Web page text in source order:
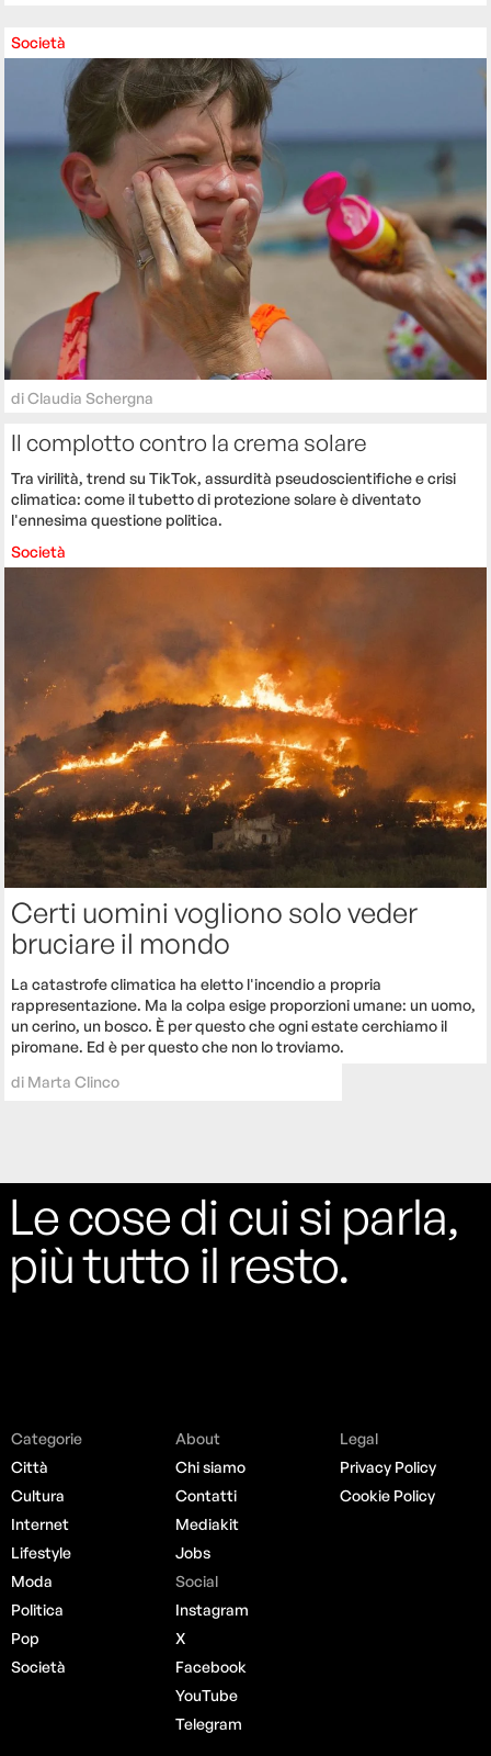
Società
diClaudia Schergna
Il complotto contro la crema solare
Tra virilità, trend su TikTok, assurdità pseudoscientifiche e crisi
climatica: come il tubetto di protezione solare è diventato
l'ennesima questione politica.
Società
Certi uomini vogliono solo veder
bruciare il mondo
La catastrofe climatica ha eletto l'incendio a propria
rappresentazione. Ma la colpa esige proporzioni umane: un uomo,
un cerino, un bosco. È per questo che ogni estate cerchiamo il
piromane. Ed è per questo che non lo troviamo.
di Marta Clinco
Le cose di cui si parla,
più tutto il resto.
Categorie
Città
Cultura
Internet
Lifestyle
Moda
Politica
Pop
Società
About
Chi siamo
Contatti
Mediakit
Jobs
Social
Instagram
X
Facebook
YouTube
Telegram
Legal
Privacy Policy
Cookie Policy